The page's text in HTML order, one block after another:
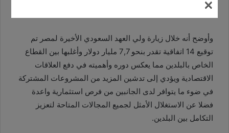
القائم بينهما.
وأوضح أنه خلال زيارة ولي العهد السعودي الأخيرة لمصر تم
توقيع 14 اتفاقية تقدر بنحو 7,7 مليار دولار وأغلبها بين القطاع
الخاص بالبلدين مما يعكس دوره وأهميته في دفع العلاقات
الاقتصادية ويؤدي إلى تدشين المزيد من المشروعات المشتركة
في ضوء ما يتوافر لدى الجانبين من فرص استثمارية واعدة
فضلا عن الاستغلال الأمثل لجميع المجالات المتاحة لتعزيز
التكامل بين البلدين.